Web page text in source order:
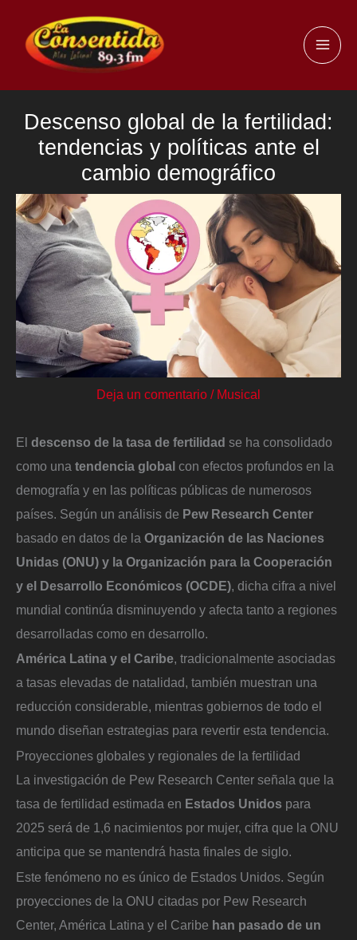
contenido
Descenso global de la fertilidad:
tendencias y políticas ante el
cambio demográfico
Deja un comentario / Musical
El descenso de la tasa de fertilidad se ha consolidado
como una tendencia global con efectos profundos en la
demografía y en las políticas públicas de numerosos
países. Según un análisis de Pew Research Center
basado en datos de la Organización de las Naciones
Unidas (ONU) y la Organización para la Cooperación
y el Desarrollo Económicos (OCDE), dicha cifra a nivel
mundial continúa disminuyendo y afecta tanto a regiones
desarrolladas como en desarrollo.
América Latina y el Caribe, tradicionalmente asociadas
a tasas elevadas de natalidad, también muestran una
reducción considerable, mientras gobiernos de todo el
mundo diseñan estrategias para revertir esta tendencia.
Proyecciones globales y regionales de la fertilidad
La investigación de Pew Research Center señala que la
tasa de fertilidad estimada en Estados Unidos para
2025 será de 1,6 nacimientos por mujer, cifra que la ONU
anticipa que se mantendrá hasta finales de siglo.
Este fenómeno no es único de Estados Unidos. Según
proyecciones de la ONU citadas por Pew Research
Center, América Latina y el Caribe han pasado de un